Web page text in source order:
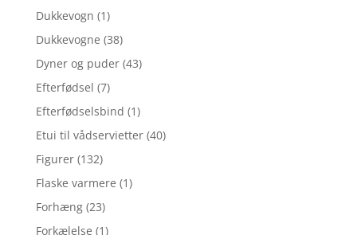
Dukkevogn (1)
Dukkevogne (38)
Dyner og puder (43)
Efterfødsel (7)
Efterfødselsbind (1)
Etui til vådservietter (40)
Figurer (132)
Flaske varmere (1)
Forhæng (23)
Forkælelse (1)